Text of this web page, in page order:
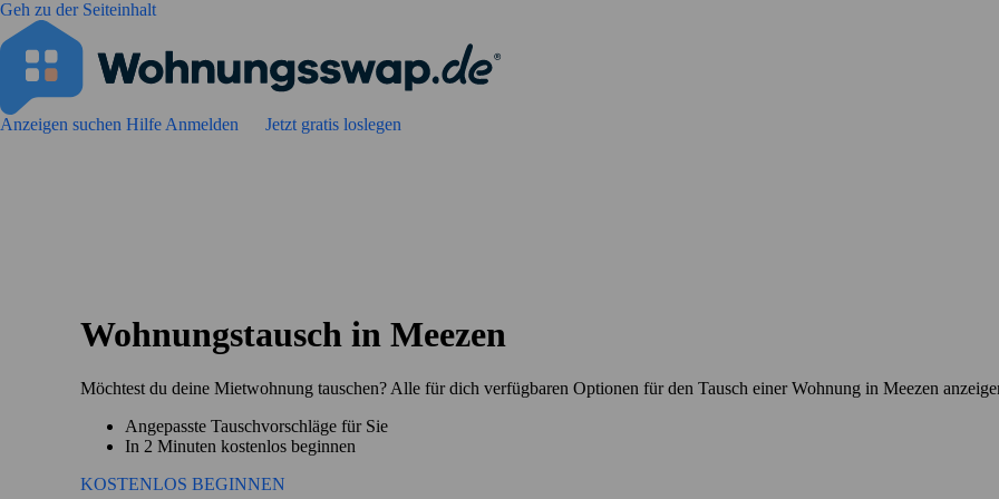
Geh zu der Seiteinhalt
Anzeigen suchen Hilfe Anmelden Jetzt gratis loslegen
Wohnungstausch in Meezen
Möchtest du deine Mietwohnung tauschen? Alle für dich verfügbaren Optionen für den Tausch einer Wohnung in Meezen
Angepasste Tauschvorschläge für Sie
In 2 Minuten kostenlos beginnen
KOSTENLOS BEGINNEN